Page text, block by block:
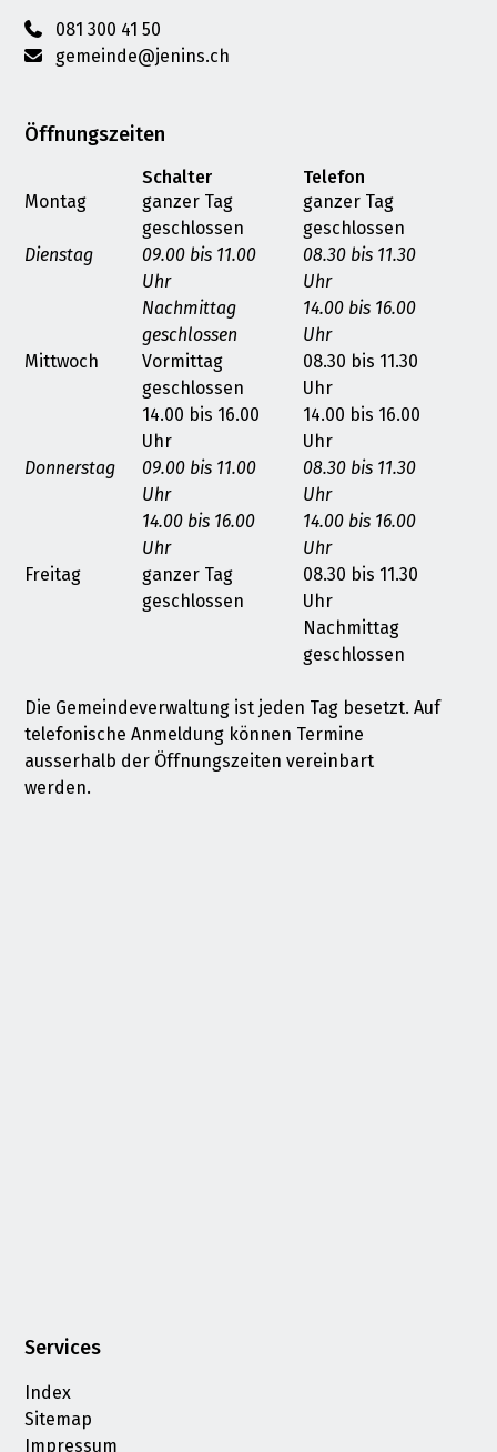
081 300 41 50
gemeinde@jenins.ch
Öffnungszeiten
Schalter
Telefon
Montag
ganzer Tag
geschlossen
ganzer Tag
geschlossen
Dienstag
09.00 bis 11.00
Uhr
08.30 bis 11.30
Uhr
Nachmittag
geschlossen
14.00 bis 16.00
Uhr
Mittwoch
Vormittag
geschlossen
08.30 bis 11.30
Uhr
14.00 bis 16.00
Uhr
14.00 bis 16.00
Uhr
Donnerstag
09.00 bis 11.00
Uhr
08.30 bis 11.30
Uhr
14.00 bis 16.00
Uhr
14.00 bis 16.00
Uhr
Freitag
ganzer Tag
geschlossen
08.30 bis 11.30
Uhr
Nachmittag
geschlossen
Die Gemeindeverwaltung ist jeden Tag besetzt. Auf
telefonische Anmeldung können Termine
ausserhalb der Öffnungszeiten vereinbart
werden.
Services
Index
Sitemap
Impressum